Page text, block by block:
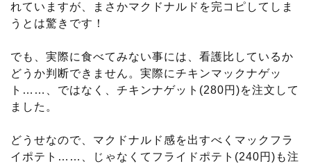
れていますが、まさかマクドナルドを完コピしてしま
うとは驚きです！
でも、実際に食べてみない事には、看護比しているか
どうか判断できません。実際にチキンマックナゲッ
ト……、ではなく、チキンナゲット(280円)を注文して
ました。
どうせなので、マクドナルド感を出すべくマックフラ
イポテト……、じゃなくてフライドポテト(240円)も注